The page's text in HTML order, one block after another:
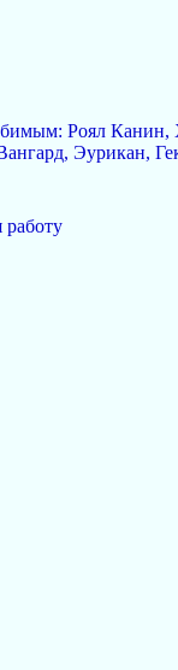
Роял
Эурикан,
работу